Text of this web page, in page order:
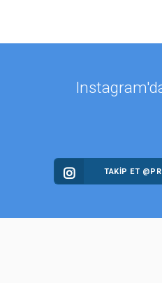
TAKİP ET